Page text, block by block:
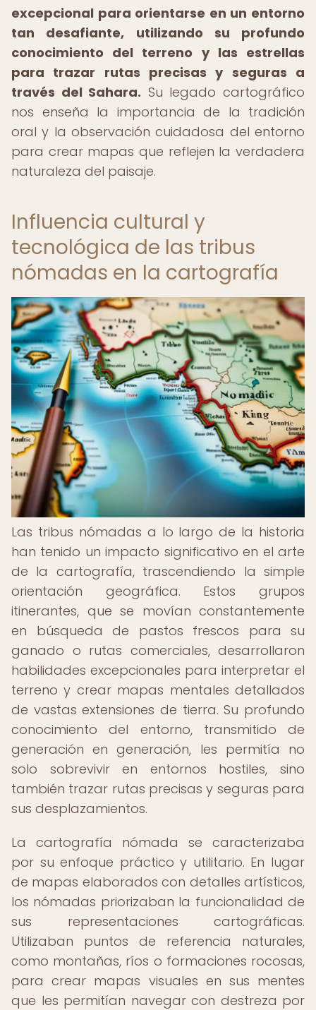
excepcional para orientarse en un entorno
tan desafiante, utilizando su profundo
conocimiento del terreno y las estrellas
para trazar rutas precisas y seguras a
través del Sahara. Su legado cartográfico
nos enseña la importancia de la tradición
oral y la observación cuidadosa del entorno
para crear mapas que reflejen la verdadera
naturaleza del paisaje.
Influencia cultural y
tecnológica de las tribus
nómadas en la cartografía
Las tribus nómadas a lo largo de la historia
han tenido un impacto significativo en el arte
de la cartografía, trascendiendo la simple
orientación geográfica. Estos grupos
itinerantes, que se movían constantemente
en búsqueda de pastos frescos para su
ganado o rutas comerciales, desarrollaron
habilidades excepcionales para interpretar el
terreno y crear mapas mentales detallados
de vastas extensiones de tierra. Su profundo
conocimiento del entorno, transmitido de
generación en generación, les permitía no
solo sobrevivir en entornos hostiles, sino
también trazar rutas precisas y seguras para
sus desplazamientos.
La cartografía nómada se caracterizaba
por su enfoque práctico y utilitario. En lugar
de mapas elaborados con detalles artísticos,
los nómadas priorizaban la funcionalidad de
sus representaciones cartográficas.
Utilizaban puntos de referencia naturales,
como montañas, ríos o formaciones rocosas,
para crear mapas visuales en sus mentes
que les permitían navegar con destreza por